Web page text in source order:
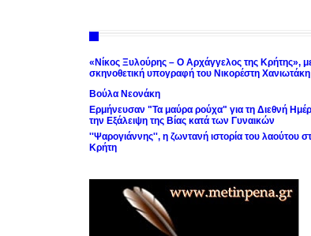
«Νίκος Ξυλούρης – Ο Αρχάγγελος της Κρήτης»,
σκηνοθετική υπογραφή του Νικορέστη Χανιωτάκη
Βούλα Νεονάκη
Ερμήνευσαν "Τα μαύρα ρούχα" για τη Διεθνή
την Εξάλειψη της Βίας κατά των Γυναικών
''Ψαρογιάννης'', η ζωντανή ιστορία του λαούτου
Κρήτη